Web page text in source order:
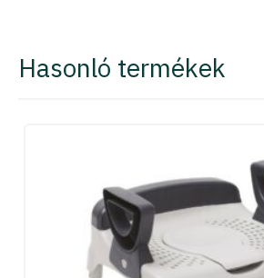
Hasonló termékek